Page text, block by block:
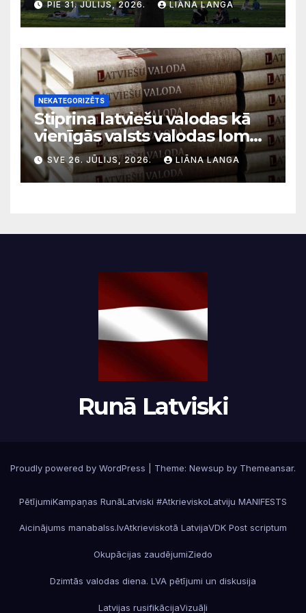
migrācijas tendencēm
PIE 31. JŪLIJS, 2026. LIĀNA LANGA
NEKATEGORIZĒTS
Stiprina latviešu valodas kā
vienīgās valsts valodas lomu
sabiedriskajos medijos
SVE 26. JŪLIJS, 2026. LIĀNA LANGA
Runā Latviski
Proudly powered by WordPress Theme: Newsup by Themeansar.
PētījumiKampaņas RunāLatviski #AtkrieviskoLatviju MANIFESTS
Aicinājums manabalss.lvAtkrieviskotā LatvijaVDK Post scriptum
Okupācijas zaudējumiZiedo
Dzimtās valodas diena. LVA pētījumi un diskusija
Latvijas rusifikācijaVizuāļi